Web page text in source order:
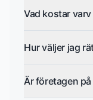
Vad kostar
Hur väljer jag
Är företagen